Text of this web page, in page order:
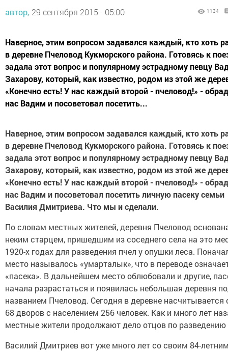
автор, 29 сентября 2015 - 05:00 1134
Наверное, этим вопросом задавался каждый, кто хоть
в деревне Пчеловод Кукморского района. Готовясь к
задала этот вопрос и популярному эстрадному певцу
Захарову, который, как известно, родом из этой же
«Конечно есть! У нас каждый второй - пчеловод!» -
нас Вадим и посоветовал посетить...
Наверное, этим вопросом задавался каждый, кто хоть
в деревне Пчеловод Кукморского района. Готовясь к
задала этот вопрос и популярному эстрадному певцу
Захарову, который, как известно, родом из этой же
«Конечно есть! У нас каждый второй - пчеловод!» -
нас Вадим и посоветовал посетить личную пасеку семьи
Василия Дмитриева. Что мы и сделали.
По словам местных жителей, деревня Пчеловод
неким старцем, пришедшим из соседнего села на это
1920-х годах для разведения пчел у опушки леса.
место называлось «умарталык», что в переводе
«пасека». В дальнейшем место облюбовали и другие,
начала разрастаться и появилась небольшая деревня
названием Пчеловод. Сегодня в деревне насчитывается
68 дворов с населением 256 человек. Как и много лет
местные жители продолжают дело отцов по разведению
Василий Дмитриев вот уже много лет со своим 84-